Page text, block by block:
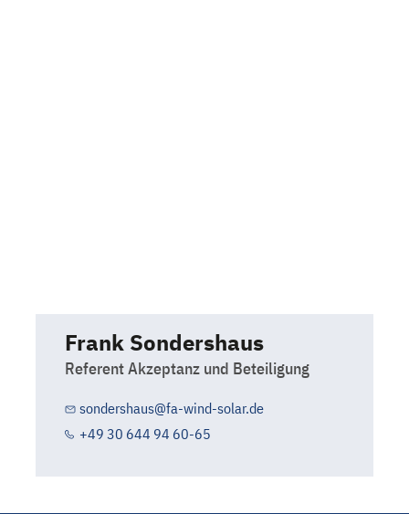
Frank Sondershaus
Referent Akzeptanz und Beteiligung
sondershaus@fa-wind-solar.de
+49 30 644 94 60-65